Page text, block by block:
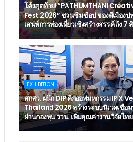
โค้งสุดท้าย! “PATHUMTHANI
Fest 2026” ชวนชิม ช้อป ของดีเมือง
เสน่ห์การท่องเที่ยวเชิงสร้างสรรค์ ถึง 7
EXHIBITION
สกสว. ผนึก DIP คิกออฟมหกรรม IP X
Thailand 2026 สร้างระบบนิเวศเชื่อ
ผ่านกองทุน ววน. เพิ่มคุณค่างานวิจัยไทย